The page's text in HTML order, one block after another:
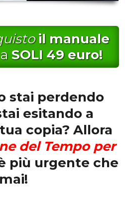
il manuale
a SOLI 49 euro!
stai perdendo
esitando a
copia? Allora
del Tempo per
più urgente che
mai!